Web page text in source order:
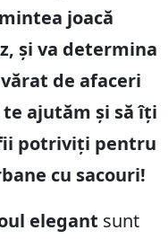
joacă
și va determina
de afaceri
te ajutăm și să îți
potriviți pentru
cu sacouri!
elegant sunt